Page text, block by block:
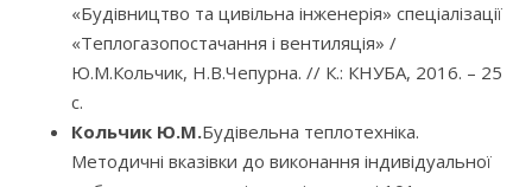
«Будівництво та цивільна інженерія» спеціалізації
«Теплогазопостачання і вентиляція» /
Ю.М.Кольчик, Н.В.Чепурна. // К.: КНУБА, 2016. – 25
с.
Кольчик Ю.М.Будівельна теплотехніка.
Методичні вказівки до виконання індивідуальної